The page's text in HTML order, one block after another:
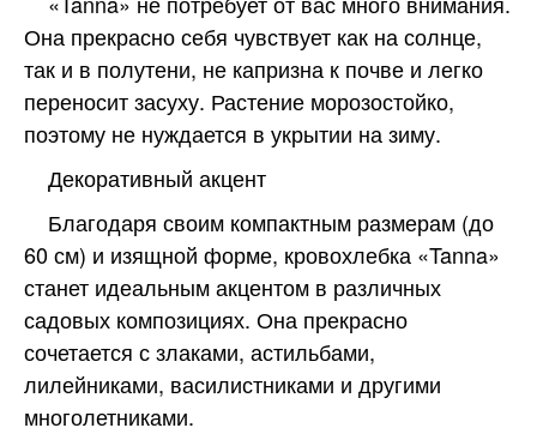
Она прекрасно себя чувствует как на солнце,
так и в полутени, не капризна к почве и легко
переносит засуху. Растение морозостойко,
поэтому не нуждается в укрытии на зиму.
Декоративный акцент
Благодаря своим компактным размерам (до
60 см) и изящной форме, кровохлебка «Tanna»
станет идеальным акцентом в различных
садовых композициях. Она прекрасно
сочетается с злаками, астильбами,
лилейниками, василистниками и другими
многолетниками.